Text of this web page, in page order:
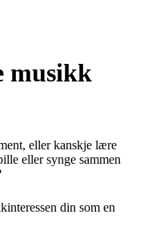
musikk
eller kanskje lære
eller synge sammen
din som en